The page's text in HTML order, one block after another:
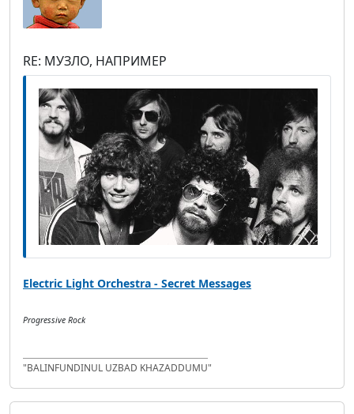
RE: МУЗЛО, НАПРИМЕР
Electric Light Orchestra - Secret Messages
Progressive Rock
"BALINFUNDINUL UZBAD KHAZADDUMU"